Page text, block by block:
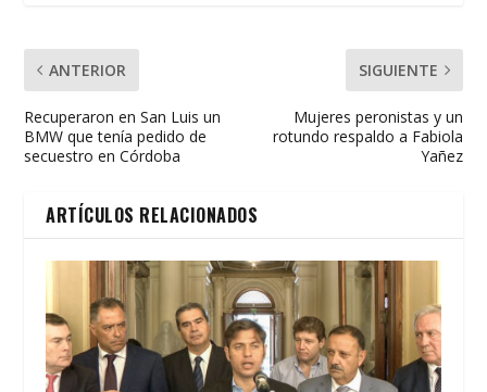
ANTERIOR
Recuperaron en San Luis un
BMW que tenía pedido de
secuestro en Córdoba
SIGUIENTE
Mujeres peronistas y un
rotundo respaldo a Fabiola
Yañez
ARTÍCULOS RELACIONADOS